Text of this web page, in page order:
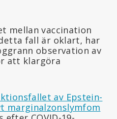
mellan vaccination
fall är oklart, har
observation av
att klargöra
av Epstein-
marginalzonslymfom